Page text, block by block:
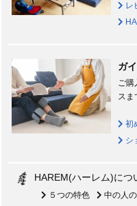
レ
ガ
ご購
スま
初
シ
HAREM(ハーレム)につ
５つの特色 中の人